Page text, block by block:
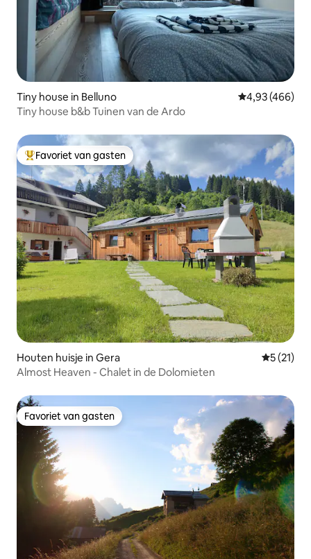
Tiny house in Belluno Gemiddelde
4,93 (466)
Tiny house b&b Tuinen van de Ardo
Topfavoriet van gasten
Favoriet van gasten
Houten huisje in Gera
5 (21)
Almost Heaven - Chalet in de Dolomieten
Favoriet van gasten
Favoriet van gasten